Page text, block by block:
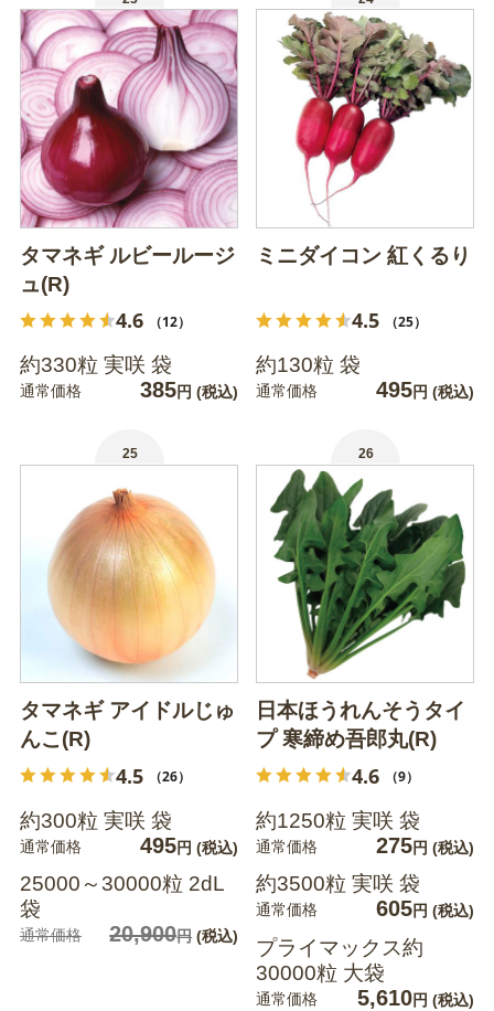
タマネギ ルビールージ
ュ(R)
4.6 （12）
約330粒 実咲 袋
通常価格 385円 (税込)
ミニダイコン 紅くるり
4.5 （25）
約130粒 袋
通常価格 495円 (税込)
25
タマネギ アイドルじゅ
んこ(R)
4.5 （26）
約300粒 実咲 袋
通常価格 495円 (税込)
25000～30000粒 2dL
袋
通常価格 20,900円(税込)
26
日本ほうれんそうタイ
プ 寒締め吾郎丸(R)
4.6 （9）
約1250粒 実咲 袋
通常価格 275円 (税込)
約3500粒 実咲 袋
通常価格 605円 (税込)
プライマックス約
30000粒 大袋
通常価格 5,610円 (税込)